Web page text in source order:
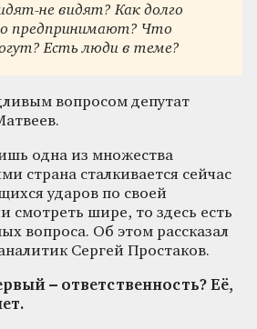
не видят? Как долго
предпринимают? Что
Есть люди в теме?
вопросом депутат
одна из множества
страна сталкивается сейчас
ударов по своей
смотреть шире, то здесь есть
вопроса. Об этом рассказал
Сергей Простаков.
– ответственность? Её,